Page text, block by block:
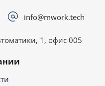
info@mwork.tech
1, офис 005